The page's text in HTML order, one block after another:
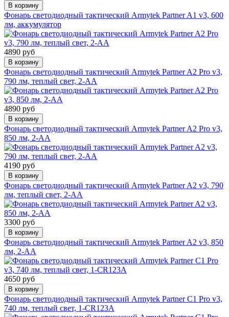
В корзину
Фонарь светодиодный тактический Armytek Partner A1 v3, 600
лм, аккумулятор
4890 руб
В корзину
Фонарь светодиодный тактический Armytek Partner A2 Pro v3,
790 лм, теплый свет, 2-AA
4890 руб
В корзину
Фонарь светодиодный тактический Armytek Partner A2 Pro v3,
850 лм, 2-AA
4190 руб
В корзину
Фонарь светодиодный тактический Armytek Partner A2 v3, 790
лм, теплый свет, 2-AA
3300 руб
В корзину
Фонарь светодиодный тактический Armytek Partner A2 v3, 850
лм, 2-AA
4650 руб
В корзину
Фонарь светодиодный тактический Armytek Partner C1 Pro v3,
740 лм, теплый свет, 1-CR123A